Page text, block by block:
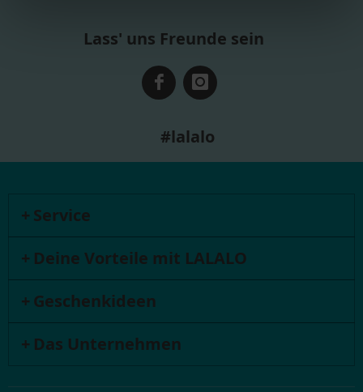
Lass' uns Freunde sein
#lalalo
Service
Deine Vorteile mit LALALO
Geschenkideen
Das Unternehmen